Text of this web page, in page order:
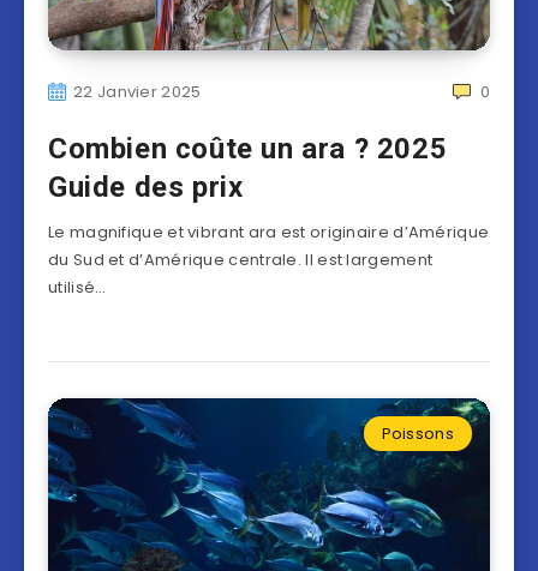
22 Janvier 2025 0
Combien coûte un ara ? 2025
Guide des prix
Le magnifique et vibrant ara est originaire d’Amérique
du Sud et d’Amérique centrale. Il est largement
utilisé…
Poissons